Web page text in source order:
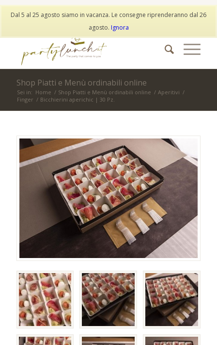
My Account
Wishlist
Shop Piatti e Menù ordinabili online
Sei in: Home / Shop Piatti e Menù ordinabili online / Aperitivi /
Finger / Bicchierini aperichic | 30 Pz.
Dal 5 al 25 agosto siamo in vacanza. Le consegne riprenderanno dal 26
agosto. Ignora